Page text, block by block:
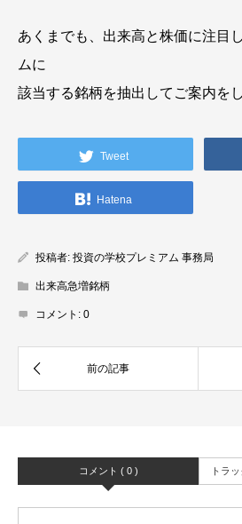
あくまでも、出来高と株価に注目
ムに
該当する銘柄を抽出してご案内を
Tweet
Hatena
投稿者: 投資の学校プレミアム 事務局
出来高急増銘柄
コメント: 0
コメント ( 0 ) トラ